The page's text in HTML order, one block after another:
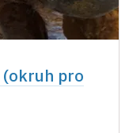
(okruh pro